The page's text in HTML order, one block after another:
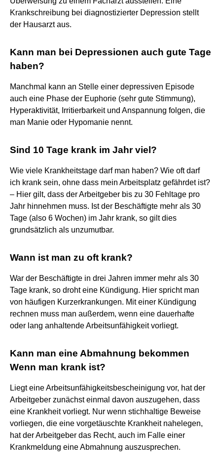
Krankschreibung bei diagnostizierter Depression stellt
der Hausarzt aus.
Kann man bei Depressionen auch gute Tage
haben?
Manchmal kann an Stelle einer depressiven Episode
auch eine Phase der Euphorie (sehr gute Stimmung),
Hyperaktivität, Irritierbarkeit und Anspannung folgen, die
man Manie oder Hypomanie nennt.
Sind 10 Tage krank im Jahr viel?
Wie viele Krankheitstage darf man haben? Wie oft darf
ich krank sein, ohne dass mein Arbeitsplatz gefährdet ist?
– Hier gilt, dass der Arbeitgeber bis zu 30 Fehltage pro
Jahr hinnehmen muss. Ist der Beschäftigte mehr als 30
Tage (also 6 Wochen) im Jahr krank, so gilt dies
grundsätzlich als unzumutbar.
Wann ist man zu oft krank?
War der Beschäftigte in drei Jahren immer mehr als 30
Tage krank, so droht eine Kündigung. Hier spricht man
von häufigen Kurzerkrankungen. Mit einer Kündigung
rechnen muss man außerdem, wenn eine dauerhafte
oder lang anhaltende Arbeitsunfähigkeit vorliegt.
Kann man eine Abmahnung bekommen
Wenn man krank ist?
Liegt eine Arbeitsunfähigkeitsbescheinigung vor, hat der
Arbeitgeber zunächst einmal davon auszugehen, dass
eine Krankheit vorliegt. Nur wenn stichhaltige Beweise
vorliegen, die eine vorgetäuschte Krankheit nahelegen,
hat der Arbeitgeber das Recht, auch im Falle einer
Krankmeldung eine Abmahnung auszusprechen.